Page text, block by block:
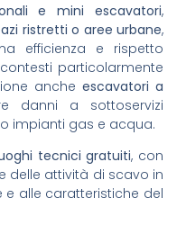
e mini escavatori,
ristretti o aree urbane,
efficienza e rispetto
particolarmente
anche escavatori a
danni a sottoservizi
impianti gas e acqua.
tecnici gratuiti, con
delle attività di scavo in
alle caratteristiche del